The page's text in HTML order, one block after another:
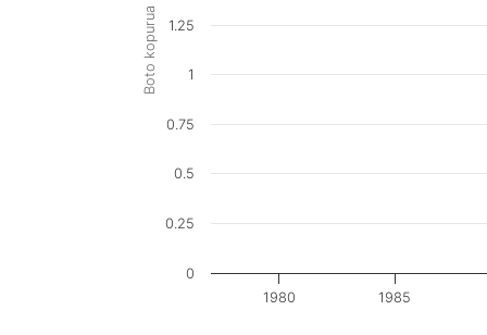
Boto kopurua
1980 1985
0
0.25
0.5
0.75
1
1.25